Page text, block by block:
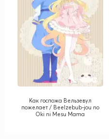
Как госпожа Вельзевул
пожелает / Beelzebub-jou no
Oki ni Mesu Mama